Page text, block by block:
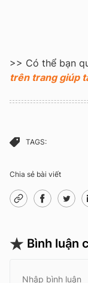
>> Có thể bạn
trên trang giúp
TAGS:
Chia sẻ bài viết
Bình luận